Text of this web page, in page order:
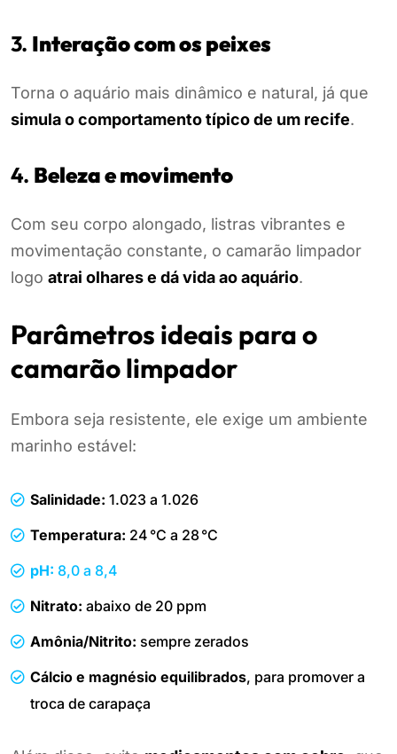
3. Interação com os peixes
Torna o aquário mais dinâmico e natural, já que
simula o comportamento típico de um recife.
4. Beleza e movimento
Com seu corpo alongado, listras vibrantes e
movimentação constante, o camarão limpador
logo atrai olhares e dá vida ao aquário.
Parâmetros ideais para o
camarão limpador
Embora seja resistente, ele exige um ambiente
marinho estável:
Salinidade: 1.023 a 1.026
Temperatura: 24 °C a 28 °C
pH: 8,0 a 8,4
Nitrato: abaixo de 20 ppm
Amônia/Nitrito: sempre zerados
Cálcio e magnésio equilibrados, para promover a
troca de carapaça